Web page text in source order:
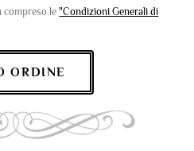
compreso le"Condizioni Generali di
ORDINE